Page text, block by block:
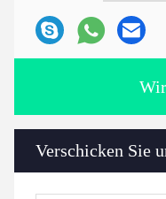
Verschicken Sie